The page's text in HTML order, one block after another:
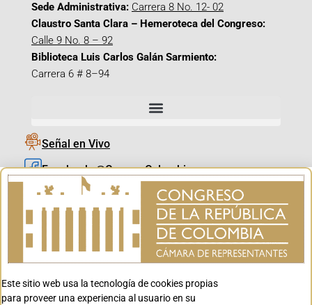
Sede Administrativa: Carrera 8 No. 12- 02
Claustro Santa Clara – Hemeroteca del Congreso:
Calle 9 No. 8 – 92
Biblioteca Luis Carlos Galán Sarmiento:
Carrera 6 # 8–94
Señal en Vivo
Facebook_@CamaraColombia
Instagram_@CamaraColombia
X_@CamaraColombia
Youtube_@CamaraColombia
Youtube_@CanalCongreso
Este sitio web usa la tecnología de cookies propias
para proveer una experiencia al usuario en su